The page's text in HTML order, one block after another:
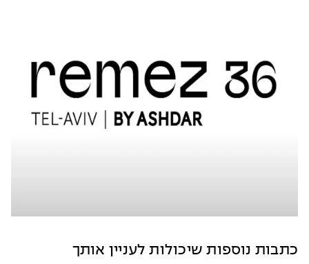
כתבות נוספות שיכולות לעניין אותך